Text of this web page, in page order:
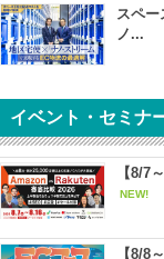
スペ
ノ...
イベント・セミナ
【8/7
NEW!
【8/8